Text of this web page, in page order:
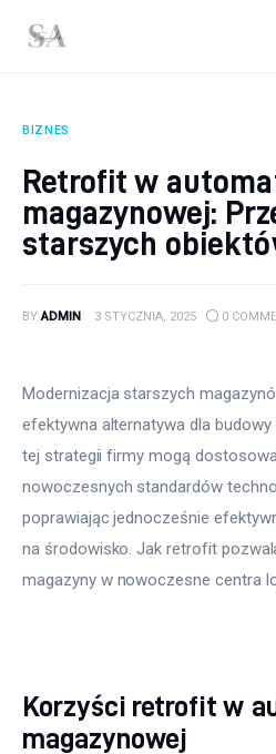
Uroda
Zdrowie
Kunchnia i kulinaria
BIZNES
Retrofit w
magazynowej:
starszych
BY ADMIN 3 STYCZNIA, 2025 0
Modernizacja starszych
efektywna alternatywa dla
tej strategii firmy mogą
nowoczesnych standardów
poprawiając jednocześnie
na środowisko. Jak retrofit
magazyny w nowoczesne centra
Korzyści retrofit w
magazynowej